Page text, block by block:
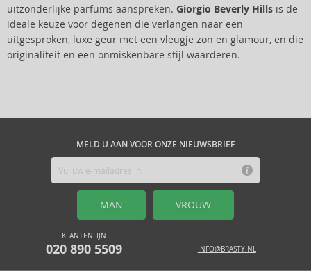
uitzonderlijke parfums aanspreken. Giorgio Beverly Hills is de
ideale keuze voor degenen die verlangen naar een
uitgesproken, luxe geur met een vleugje zon en glamour, en die
originaliteit en een onmiskenbare stijl waarderen.
MELD U AAN VOOR ONZE NIEUWSBRIEF
MAN VROUW
KLANTENLIJN
020 890 5509 INFO@BRASTY.NL